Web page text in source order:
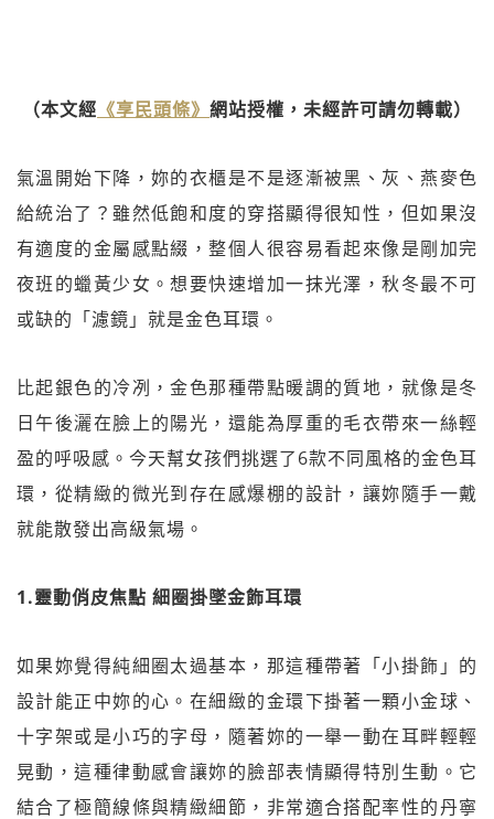
（本文經 《享民頭條》 網站授權，未經許可請勿轉載）
氣溫開始下降，妳的衣櫃是不是逐漸被黑、灰、燕麥色
給統治了？雖然低飽和度的穿搭顯得很知性，但如果沒
有適度的金屬感點綴，整個人很容易看起來像是剛加完
夜班的蠟黃少女。想要快速增加一抹光澤，秋冬最不可
或缺的「濾鏡」就是金色耳環。
比起銀色的冷冽，金色那種帶點暖調的質地，就像是冬
日午後灑在臉上的陽光，還能為厚重的毛衣帶來一絲輕
盈的呼吸感。今天幫女孩們挑選了6款不同風格的金色耳
環，從精緻的微光到存在感爆棚的設計，讓妳隨手一戴
就能散發出高級氣場。
1.靈動俏皮焦點 細圈掛墜金飾耳環
如果妳覺得純細圈太過基本，那這種帶著「小掛飾」的
設計能正中妳的心。在細緻的金環下掛著一顆小金球、
十字架或是小巧的字母，隨著妳的一舉一動在耳畔輕輕
晃動，這種律動感會讓妳的臉部表情顯得特別生動。它
結合了極簡線條與精緻細節，非常適合搭配率性的丹寧